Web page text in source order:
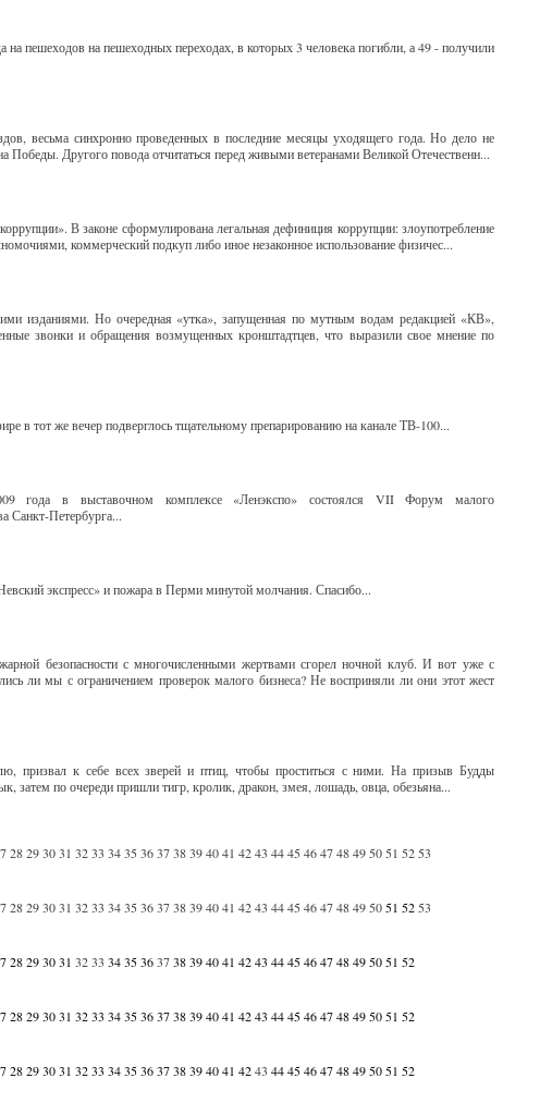
пешеходов на пешеходных переходах, в которых 3 человека погибли, а 49 - получили
весьма синхронно проведенных в последние месяцы уходящего года. Но дело не
Победы. Другого повода отчитаться перед живыми ветеранами Великой Отечественн...
В законе сформулирована легальная дефиниция коррупции: злоупотребление
коммерческий подкуп либо иное незаконное использование физичес...
изданиями. Но очередная «утка», запущенная по мутным водам редакцией «КВ»,
звонки и обращения возмущенных кронштадтцев, что выразили свое мнение по
в тот же вечер подверглось тщательному препарированию на канале ТВ-100...
года в выставочном комплексе «Ленэкспо» состоялся VII Форум малого
Санкт-Петербурга...
экспресс» и пожара в Перми минутой молчания. Спасибо...
безопасности с многочисленными жертвами сгорел ночной клуб. И вот уже с
ли мы с ограничением проверок малого бизнеса? Не восприняли ли они этот жест
призвал к себе всех зверей и птиц, чтобы проститься с ними. На призыв Будды
затем по очереди пришли тигр, кролик, дракон, змея, лошадь, овца, обезьяна...
28 29 30 31 32 33 34 35 36 37 38 39 40 41 42 43 44 45 46 47 48 49 50 51 52 53
28 29 30 31 32 33 34 35 36 37 38 39 40 41 42 43 44 45 46 47 48 49 50 51 52 53
28 29 30 31 32 33 34 35 36 37 38 39 40 41 42 43 44 45 46 47 48 49 50 51 52
28 29 30 31 32 33 34 35 36 37 38 39 40 41 42 43 44 45 46 47 48 49 50 51 52
28 29 30 31 32 33 34 35 36 37 38 39 40 41 42 43 44 45 46 47 48 49 50 51 52